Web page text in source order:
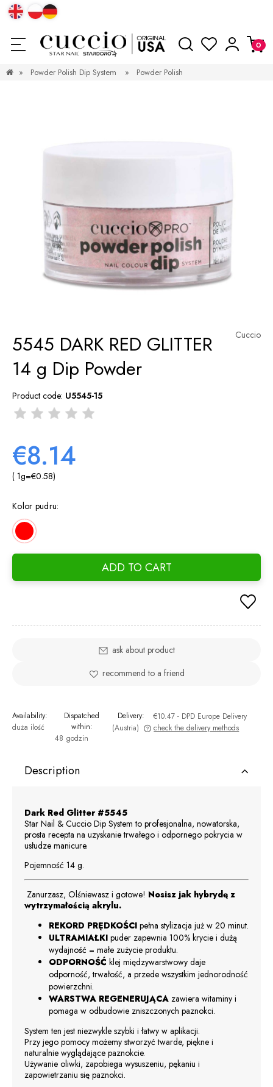
» Powder Polish Dip System » Powder Polish
Cuccio
5545 DARK RED GLITTER
14 g Dip Powder
Product code: U5545-15
€8.14
( 1g=€0.58)
Kolor pudru:
ADD TO CART
ask about product
recommend to a friend
Availability:
duża ilość
Dispatched
within:
48 godzin
Delivery: €10.47 - DPD Europe Delivery
(Austria)
The price does not include any possible payment costs
check the delivery methods
Description
Dark Red Glitter #5545
Star Nail & Cuccio Dip System to profesjonalna, nowatorska,
prosta recepta na uzyskanie trwałego i odpornego pokrycia w
usłudze manicure.
Pojemność 14 g.
Zanurzasz, Olśniewasz i gotowe! Nosisz jak hybrydę z
wytrzymałością akrylu.
REKORD PRĘDKOŚCI pełna stylizacja już w 20 minut.
ULTRAMIAŁKI puder zapewnia 100% krycie i dużą
wydajność = małe zużycie produktu.
ODPORNOŚĆ klej międzywarstwowy daje
odporność, trwałość, a przede wszystkim jednorodność
powierzchni.
WARSTWA REGENERUJĄCA zawiera witaminy i
pomaga w odbudowie zniszczonych paznokci.
System ten jest niezwykle szybki i łatwy w aplikacji.
Przy jego pomocy możemy stworzyć twarde, piękne i
naturalnie wyglądające paznokcie.
Używanie oliwki, zapobiega wysuszeniu, pękaniu i
zapowietrzaniu się paznokci.